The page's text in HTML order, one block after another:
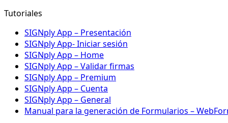
Tutoriales
SIGNply App – Presentación
SIGNply App- Iniciar sesión
SIGNply App – Home
SIGNply App – Validar firmas
SIGNply App – Premium
SIGNply App – Cuenta
SIGNply App – General
Manual para la generación de Formularios –